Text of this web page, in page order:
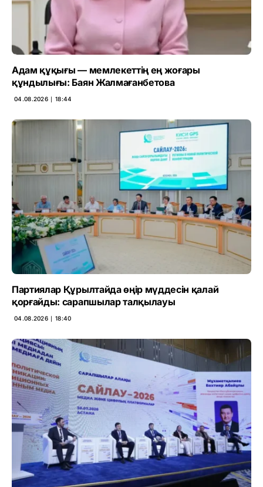
Адам құқығы — мемлекеттің ең жоғары
құндылығы: Баян Жалмағанбетова
04.08.2026 ∣ 18:44
Партиялар Құрылтайда өңір мүддесін қалай
қорғайды: сарапшылар талқылауы
04.08.2026 ∣ 18:40